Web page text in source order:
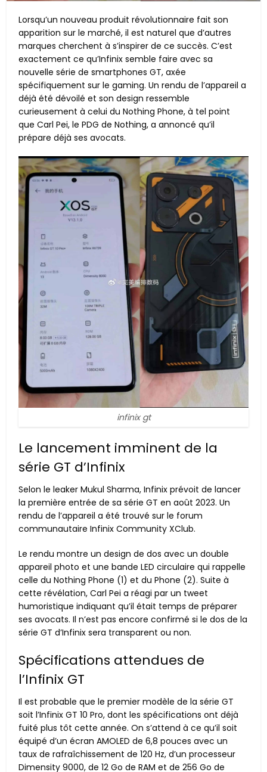
Lorsqu’un nouveau produit révolutionnaire fait son
apparition sur le marché, il est naturel que d’autres
marques cherchent à s’inspirer de ce succès. C’est
exactement ce qu’Infinix semble faire avec sa
nouvelle série de smartphones GT, axée
spécifiquement sur le gaming. Un rendu de l’appareil a
déjà été dévoilé et son design ressemble
curieusement à celui du Nothing Phone, à tel point
que Carl Pei, le PDG de Nothing, a annoncé qu’il
prépare déjà ses avocats.
infinix gt
Le lancement imminent de la
série GT d’Infinix
Selon le leaker Mukul Sharma, Infinix prévoit de lancer
la première entrée de sa série GT en août 2023. Un
rendu de l’appareil a été trouvé sur le forum
communautaire Infinix Community XClub.
Le rendu montre un design de dos avec un double
appareil photo et une bande LED circulaire qui rappelle
celle du Nothing Phone (1) et du Phone (2). Suite à
cette révélation, Carl Pei a réagi par un tweet
humoristique indiquant qu’il était temps de préparer
ses avocats. Il n’est pas encore confirmé si le dos de la
série GT d’Infinix sera transparent ou non.
Spécifications attendues de
l’Infinix GT
Il est probable que le premier modèle de la série GT
soit l’Infinix GT 10 Pro, dont les spécifications ont déjà
fuité plus tôt cette année. On s’attend à ce qu’il soit
équipé d’un écran AMOLED de 6,8 pouces avec un
taux de rafraîchissement de 120 Hz, d’un processeur
Dimensity 9000, de 12 Go de RAM et de 256 Go de